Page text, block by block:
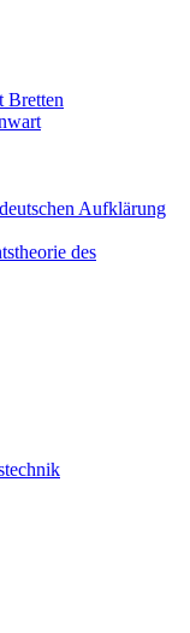
Bretten
Aufklärung
des